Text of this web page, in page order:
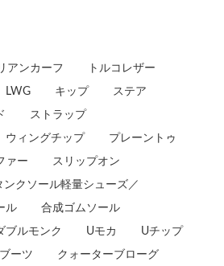
アンカーフ トルコレザー
LWG キップ ステア
ストラップ
ウィングチップ プレーントゥ
ァー スリップオン
クソール軽量シューズ／
ル 合成ゴムソール
ブルモンク Uモカ Uチップ
ーツ クォーターブローグ